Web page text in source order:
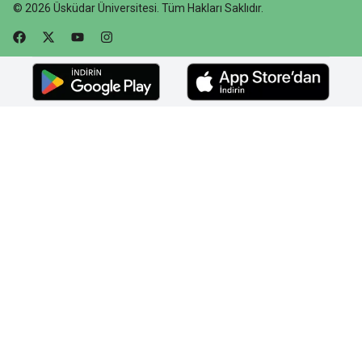
© 2026 Üsküdar Üniversitesi Tüm Hakları Saklıdır.